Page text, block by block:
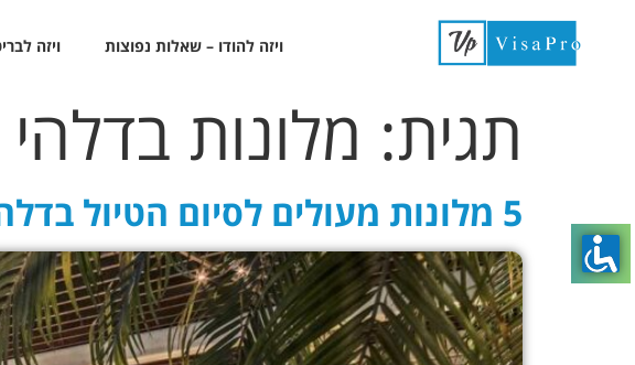
ויזה להודו – שאלות נפוצות ויזה
תגית: מלונות בדלהי
5 מלונות מעולים לסיום הטיול בדלהי